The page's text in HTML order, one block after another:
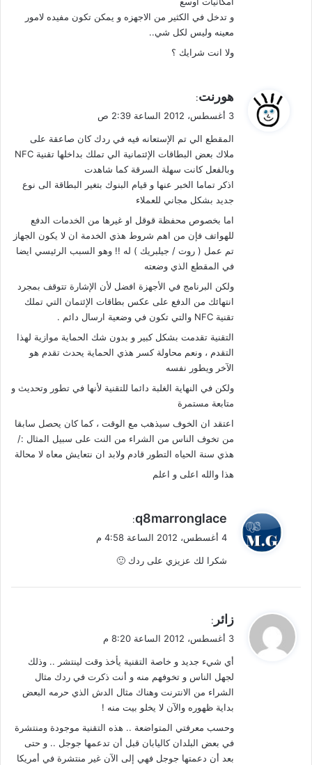
و تدخل في الكثير من الاجهزه و يمكن تكون مفيده لامور
معينه وليس لكل شي..
ولا انت شرايك ؟
ل
هورنت:
3 أغسطس، 2012 الساعة 2:39 ص
المقطع الي تم الإستعانه فيه في ردك كان صاعقة على
ملاك بعض البطاقات الإئتمانية الي تملك بداخلها تقنية NFC
وبالفعل كانت سهلة السرقة كما شاهدت
اذكر تماما الخبر عنها و قيام البنوك بتغير البطاقة الى نوع
جديد بشكل مجاني للعملاء
اما بخصوص محفظة قوقل او غيرها من الخدمات الدفع
للهواتف فإن من اهم شروط هذي الخدمة ان لا يكون الجهاز
تم عمل ( روت / جيلبريك ) له !! وهو السبب الرئيسي ايضا
في المقطع الذي وضعته
ولكن البرنامج في الأجهزة افضل لأن الإشارة تتوقف بمجرد
انتهائك من الدفع على عكس بطاقات الإئتمان التي تملك
تقنية NFC والتي تكون في وضعية ارسال دائم .
التقنية تقدمت بشكل كبير و بدون شك الحماية موازية لهذا
التقدم ، ونعم محاولة كسر هذي الحماية يحدث تقدم هو
الآخر ويطور نفسه
ولكن في النهاية الغلبة دائما للتقنية لأنها في تطور وتحديث و
متابعة مستمرة
اعتقد ان الخوف سيذهب مع الوقت ، كما كان يحصل سابقا
من تخوف الناس من الشراء من النت على سبيل المثال :/
هذي سنة الحياه التطور قادم ولابد ان نتعايش معاه لا محالة
هذا والله اعلى و اعلم
ي
ل
q8marronglace
:
4 أغسطس، 2012 الساعة 4:58 م
شكرا لك عزيزي على ردك 🙂
ي
ل
زائر :
3 أغسطس، 2012 الساعة 8:20 م
أي شيء جديد و خاصة التقنية يأخذ وقت لينتشر .. وذلك
لجهل الناس و تخوفهم منه و أنت ذكرت في ردك مثال
الشراء من الانترنت وهناك مثال الدش الذي حرمه البعض
بداية ظهوره والآن لا يخلو بيت منه !
وحسب معرفتي المتواضعة .. هذه التقنية موجودة ومنتشرة
في بعض البلدان كاليابان قبل أن تدعمها جوجل .. و حتى
بعد أن دعمتها جوجل فهي إلى الآن غير منتشرة في أمريكا